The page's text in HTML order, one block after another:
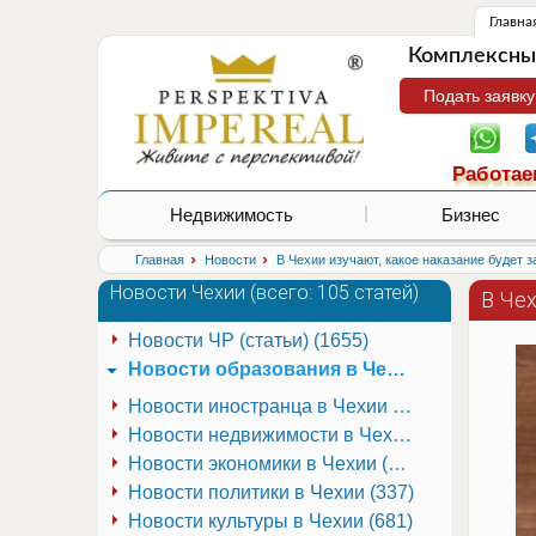
Подать
Недвижимость Бизнес
Главная › Новости › В Чехии изучают, какое наказание будет
В
Новости Чехии (всего: 105 статей)
Новости иностранца в Чехии (223)
Новости культуры в Чехии (681)
Новости недвижимости в Чехии (337)
Новости образования в Чехии (251)
Новости политики в Чехии (337)
Новости ЧР (статьи) (1655)
Новости экономики в Чехии (941)